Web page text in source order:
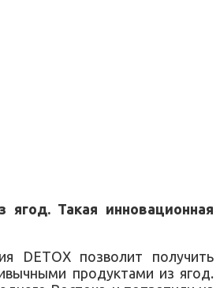
Такая инновационная
DETOX позволит получить
продуктами из ягод.